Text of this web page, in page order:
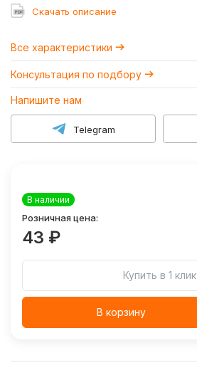
Cкачать описание
Все характеристики
Консультация по подбору
Напишите нам
Telegram
В наличии
Розничная цена:
43 ₽
Купить в 1 клик
В корзину